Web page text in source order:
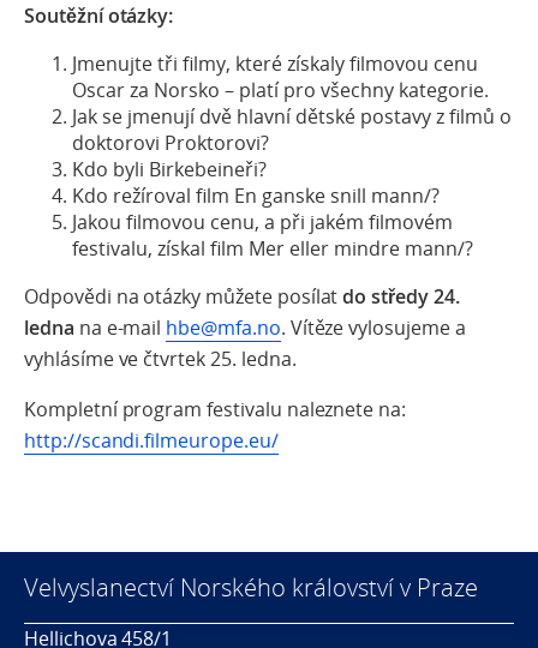
Soutěžní otázky:
Jmenujte tři filmy, které získaly filmovou cenu
Oscar za Norsko – platí pro všechny kategorie.
Jak se jmenují dvě hlavní dětské postavy z filmů o
doktorovi Proktorovi?
Kdo byli Birkebeineři?
Kdo režíroval film En ganske snill mann/?
Jakou filmovou cenu, a při jakém filmovém
festivalu, získal film Mer eller mindre mann/?
Odpovědi na otázky můžete posílatdo středy 24.
ledna na e-mail hbe@mfa.no. Vítěze vylosujeme a
vyhlásíme ve čtvrtek 25. ledna.
Kompletní program festivalu naleznete na:
http://scandi.filmeurope.eu/
Velvyslanectví Norského království v Praze
Hellichova 458/1